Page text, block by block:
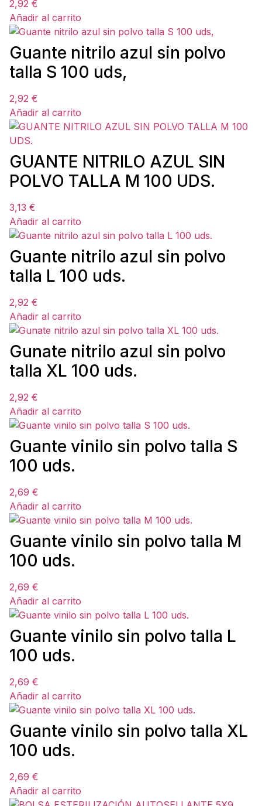
2,92 €
Añadir al carrito
Guante nitrilo azul sin polvo
talla S 100 uds,
2,92 €
Añadir al carrito
GUANTE NITRILO AZUL SIN
POLVO TALLA M 100 UDS.
3,13 €
Añadir al carrito
Guante nitrilo azul sin polvo
talla L 100 uds.
2,92 €
Añadir al carrito
Gunate nitrilo azul sin polvo
talla XL 100 uds.
2,92 €
Añadir al carrito
Guante vinilo sin polvo talla S
100 uds.
2,69 €
Añadir al carrito
Guante vinilo sin polvo talla M
100 uds.
2,69 €
Añadir al carrito
Guante vinilo sin polvo talla L
100 uds.
2,69 €
Añadir al carrito
Guante vinilo sin polvo talla XL
100 uds.
2,69 €
Añadir al carrito